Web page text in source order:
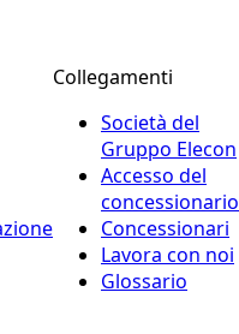
Collegamenti
Società del
Gruppo Elecon
Accesso del
concessionario
Concessionari
Lavora con noi
Glossario